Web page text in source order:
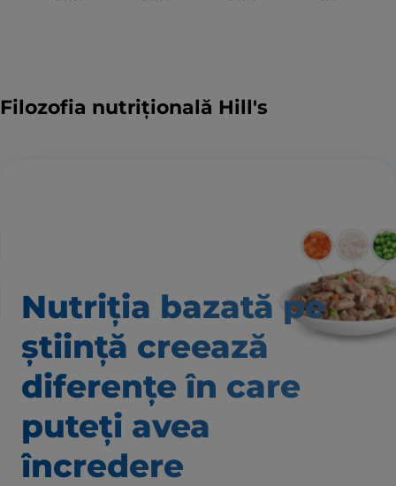
Filozofia nutrițională Hill's
Nutriția bazată pe
știință creează
diferențe în care
puteți avea
încredere